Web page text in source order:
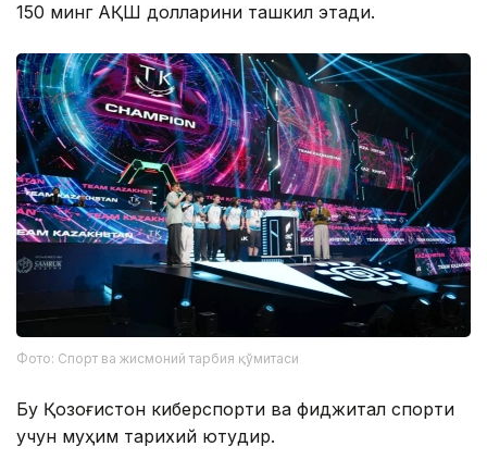
150 минг АҚШ долларини ташкил этади.
Фото: Спорт ва жисмоний тарбия қўмитаси
Бу Қозоғистон киберспорти ва фиджитал спорти
учун муҳим тарихий ютуқдир.